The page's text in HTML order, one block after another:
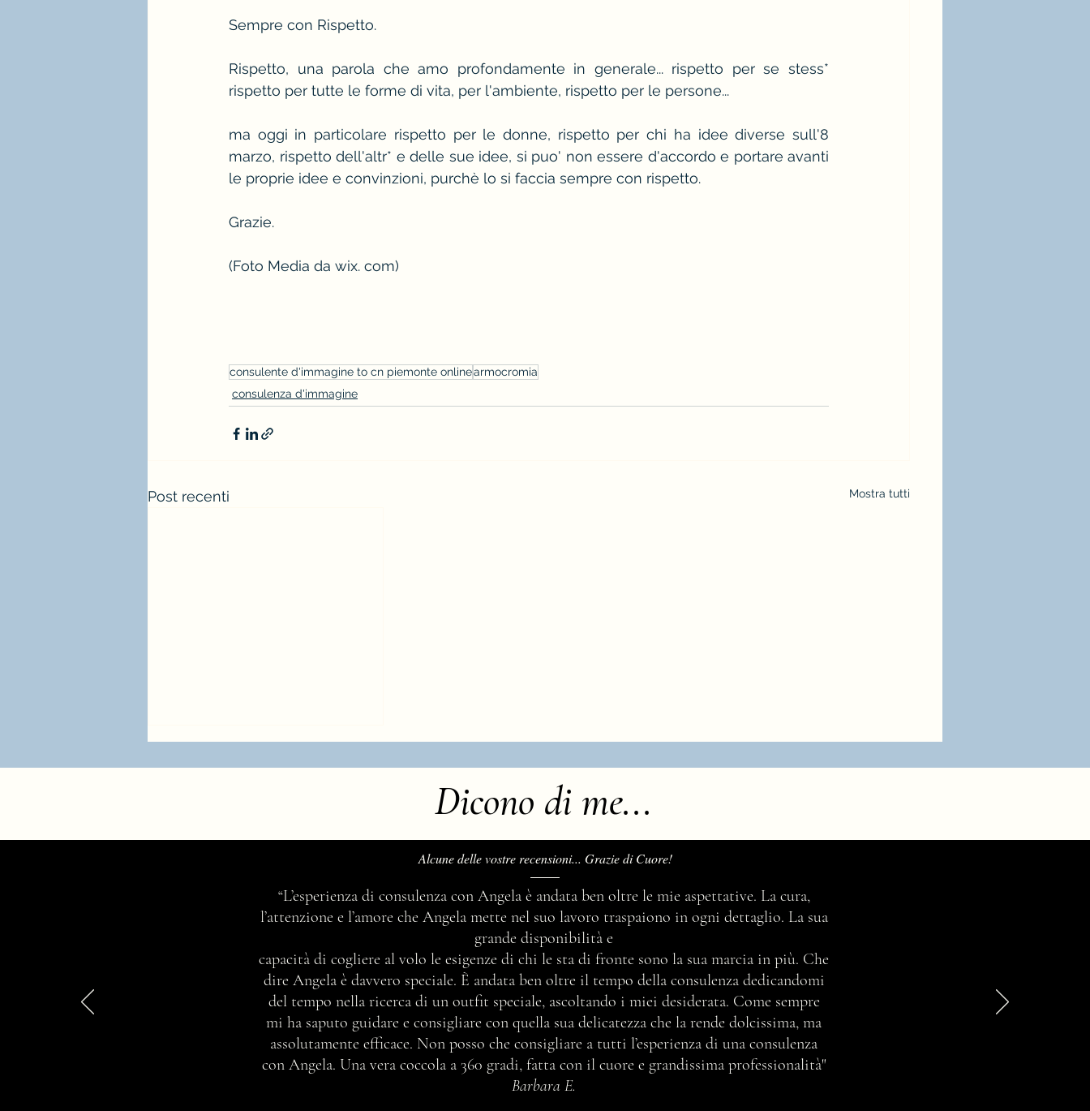
Sempre con Rispetto.
Rispetto, una parola che amo profondamente in generale... rispetto per se stess*
rispetto per tutte le forme di vita, per l'ambiente, rispetto per le persone...
ma oggi in particolare rispetto per le donne, rispetto per chi ha idee diverse sull'8
marzo, rispetto dell'altr* e delle sue idee, si puo' non essere d'accordo e portare avanti
le proprie idee e convinzioni, purchè lo si faccia sempre con rispetto.
Grazie.
(Foto Media da wix. com)
consulente d'immagine to cn piemonte onlinearmocromia
consulenza d'immagine
Post recenti Mostra tutti
Dicono di me...
Alcune delle vostre recensioni... Grazie di Cuore!
“L’esperienza di consulenza con Angela è andata ben oltre le mie aspettative. La cura,
l’attenzione e l’amore che Angela mette nel suo lavoro traspaiono in ogni dettaglio. La sua
grande disponibilità e
capacità di cogliere al volo le esigenze di chi le sta di fronte sono la sua marcia in più. Che
dire Angela è davvero speciale. È andata ben oltre il tempo della consulenza dedicandomi
del tempo nella ricerca di un outfit speciale, ascoltando i miei desiderata. Come sempre
mi ha saputo guidare e consigliare con quella sua delicatezza che la rende dolcissima, ma
assolutamente efficace. Non posso che consigliare a tutti l’esperienza di una consulenza
con Angela. Una vera coccola a 360 gradi, fatta con il cuore e grandissima professionalità"
Barbara E.